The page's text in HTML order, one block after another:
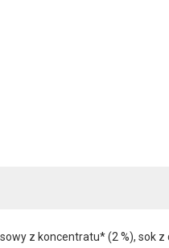
z koncentratu* (2 %), sok